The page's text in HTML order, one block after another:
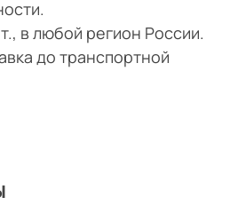
в любой регион России.
до транспортной